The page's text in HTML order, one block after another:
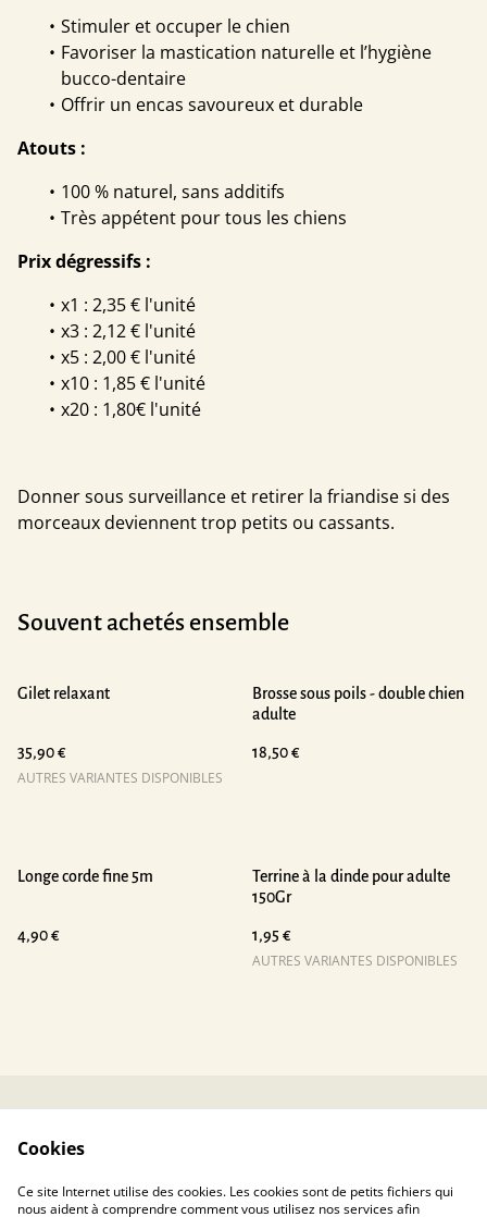
Stimuler et occuper le chien
Favoriser la mastication naturelle et l’hygiène
bucco-dentaire
Offrir un encas savoureux et durable
Atouts :
100 % naturel, sans additifs
Très appétent pour tous les chiens
Prix dégressifs :
x1 : 2,35 € l'unité
x3 : 2,12 € l'unité
x5 : 2,00 € l'unité
x10 : 1,85 € l'unité
x20 : 1,80€ l'unité
Donner sous surveillance et retirer la friandise si des
morceaux deviennent trop petits ou cassants.
Souvent achetés ensemble
Gilet relaxant
35,90 €
AUTRES VARIANTES DISPONIBLES
Brosse sous poils - double chien
adulte
18,50 €
Longe corde fine 5m
4,90 €
Terrine à la dinde pour adulte
150Gr
1,95 €
AUTRES VARIANTES DISPONIBLES
Cookies
Ce site Internet utilise des cookies. Les cookies sont de petits fichiers qui
nous aident à comprendre comment vous utilisez nos services afin